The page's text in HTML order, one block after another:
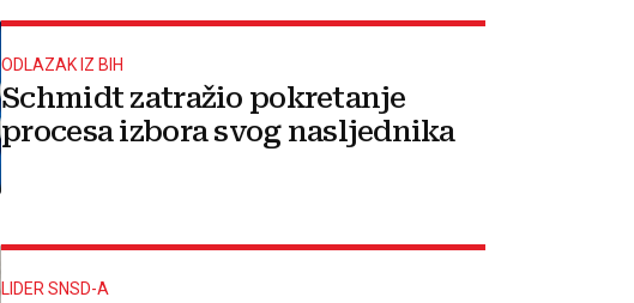
ODLAZAK IZ BIH
Schmidt zatražio pokretanje
procesa izbora svog nasljednika
LIDER SNSD-A